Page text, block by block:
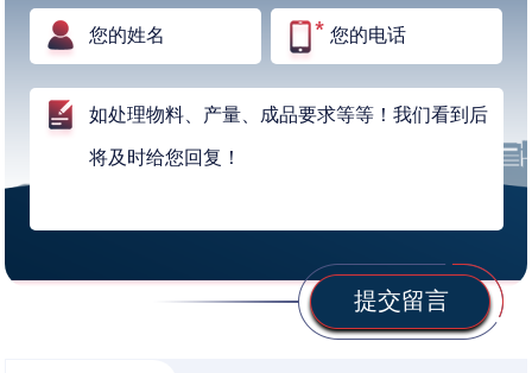
提交留言